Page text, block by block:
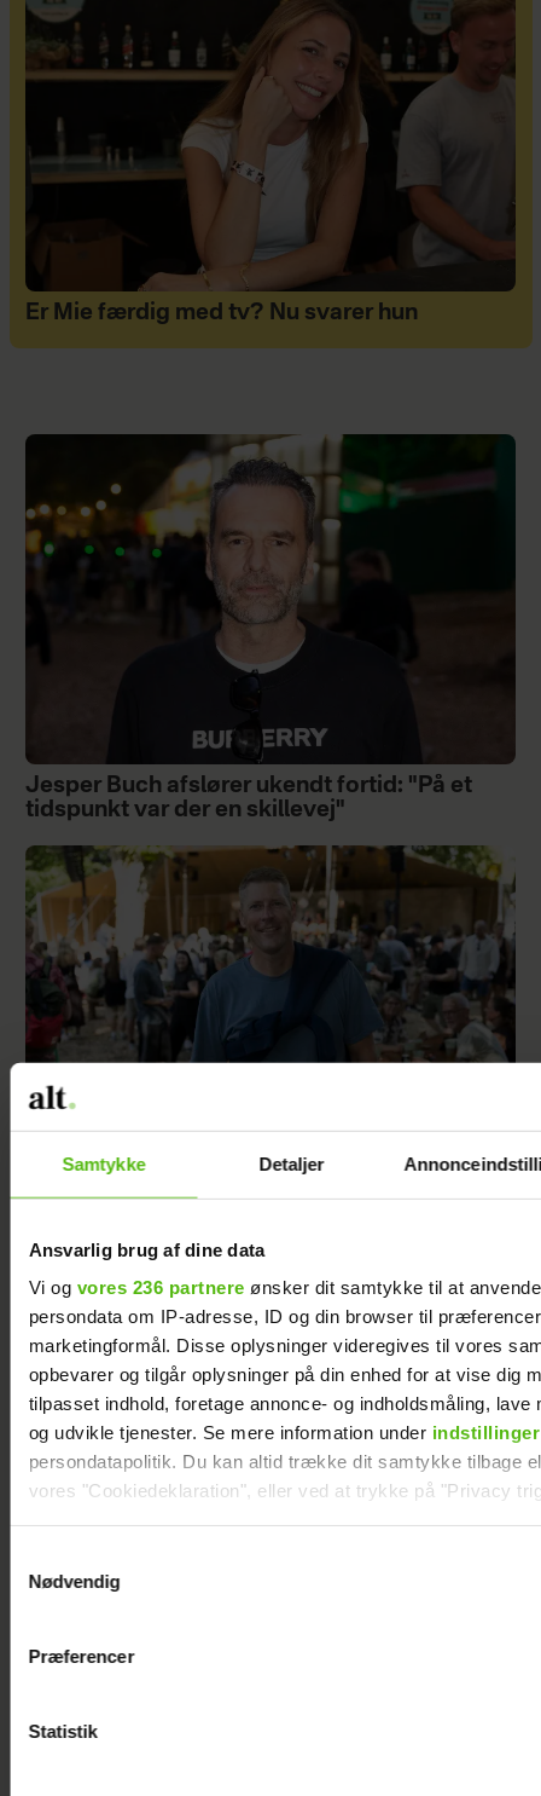
Samtykke Detaljer
Ansvarlig brug af dine data
Vi og vores 236 partnere ønsker dit samtykke til at
persondata om IP-adresse, ID og din browser til
marketingformål. Disse oplysninger videregives til vores
opbevarer og tilgår oplysninger på din enhed for at vise dig
tilpasset indhold, foretage annonce- og indholdsmåling, lave
og udvikle tjenester. Se mere information under indstillinger
persondatapolitik. Du kan altid trække dit samtykke tilbage
vores "Cookiedeklaration", eller ved at trykke på "Privacy
Vi anvender egne cookies og cookies fra tredjeparter til at
generere statistik og huske dine præferencer samt til brug
Nødvendig
Præferencer
Statistik
Er Mie færdig med tv? Nu svarer hun
Jesper Buch afslører ukendt fortid: "På et
tidspunkt var der en skillevej"
Steen Langeberg på kærestedate: Gør det
kendte elsker